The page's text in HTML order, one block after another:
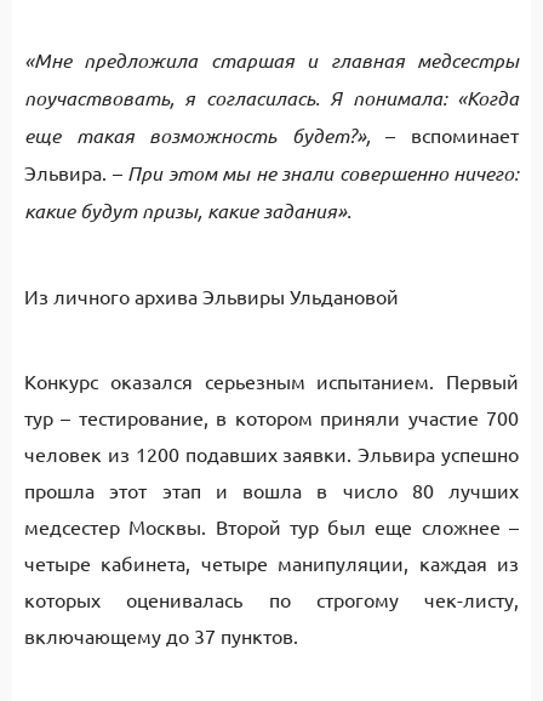
«Мне предложила старшая и главная медсестры
поучаствовать, я согласилась. Я понимала: «Когда
еще такая возможность будет?»,– вспоминает
Эльвира. –При этом мы не знали совершенно ничего:
какие будут призы, какие задания».
Из личного архива Эльвиры Ульдановой
Конкурс оказался серьезным испытанием. Первый
тур – тестирование, в котором приняли участие 700
человек из 1200 подавших заявки. Эльвира успешно
прошла этот этап и вошла в число 80 лучших
медсестер Москвы. Второй тур был еще сложнее –
четыре кабинета, четыре манипуляции, каждая из
которых оценивалась по строгому чек-листу,
включающему до 37 пунктов.